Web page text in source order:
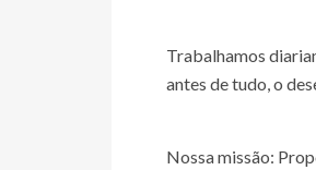
Trabalhamos
antes de tudo, o
Nossa missão: